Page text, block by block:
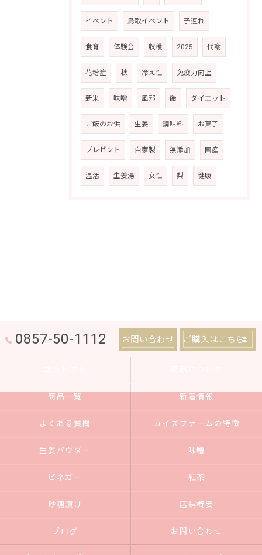
イベント 鳥取イベント 子連れ
食育 体験会 収穫 2025 代謝
花粉症 秋 冷え性 免疫力向上
新米 味噌 風邪 飴 ダイエット
ご飯のお供 生姜 調味料 お菓子
プレゼント 自家製 無添加 国産
温活 生姜湯 女性 梨 健康
0857-50-1112 お問い合わせ ご購入はこちら
商品一覧 新着情報
よくある質問 カイズファームの特徴
生姜パウダー 味噌
ビネガー 紅茶
砂糖漬け 店舗概要
ブログ お問い合わせ